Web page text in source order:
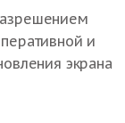
и
экрана